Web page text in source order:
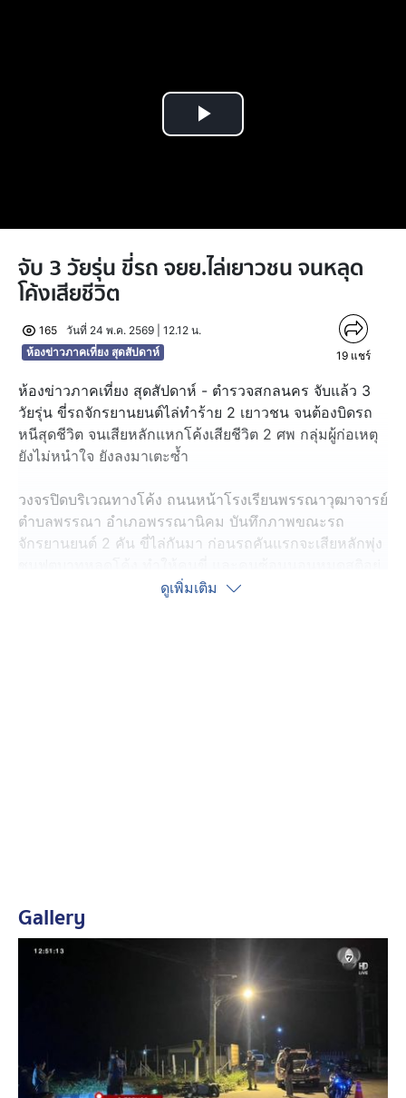
Play
จับ 3 วัยรุ่น ขี่รถ จยย.ไล่เยาวชน จนหลุด
โค้งเสียชีวิต
165
วันที่ 24 พ.ค. 2569 | 12.12 น.
ห้องข่าวภาคเที่ยง สุดสัปดาห์
19 แชร์
ห้องข่าวภาคเที่ยง สุดสัปดาห์ - ตำรวจสกลนคร จับแล้ว 3
วัยรุ่น ขี่รถจักรยานยนต์ไล่ทำร้าย 2 เยาวชน จนต้องบิดรถ
หนีสุดชีวิต จนเสียหลักแหกโค้งเสียชีวิต 2 ศพ กลุ่มผู้ก่อเหตุ
ยังไม่หนำใจ ยังลงมาเตะซ้ำ
วงจรปิดบริเวณทางโค้ง ถนนหน้าโรงเรียนพรรณาวุฒาจารย์
ตำบลพรรณา อำเภอพรรณานิคม บันทึกภาพขณะรถ
จักรยานยนต์ 2 คัน ขี่ไล่กันมา ก่อนรถคันแรกจะเสียหลักพุ่ง
ริมถนน จากนั้น จะเห็นว่ามีกลุ่มวัยรุ่นที่ขี่รถตามมาสมทบอีก
โค้งพุ่งชนขอบทางเท้าอย่างจัง จนสลบ แต่กลุ่มคู่อริยังไม่
หนำใจ ยังลงมาเตะซ้ำอีก
ตำรวจจึงแกะรอยจากรถจักรยานยนต์ของผู้ก่อเหตุ ล่าสุด
สามารถตามไปจับกุมผู้ก่อเหตุได้แล้ว 3 คนคือนายภูรินท์
(คิม) อายุ 19 ปี, นายยุทธศักดิ์ (ยิว) อายุ 17 ปี และนายจารุ
พัฒน์ (โทนี่) อายุ 16 ปี ก่อนคุมตัวมาสอบสวนที่
สภ.พรรณานิคม โดยทั้ง 3 คน ยอมรับสารภาพว่าเป็นบุคคล
ตามในวงจรปิดจริง ก่อนเกิดเหตุได้ขี่รถสวนทางกับกลุ่มผู้
ดูเพิ่มเติม
Gallery